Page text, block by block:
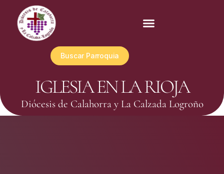
Buscar Parroquia
IGLESIA EN LA RIOJA
Diócesis de Calahorra y La Calzada Logroño